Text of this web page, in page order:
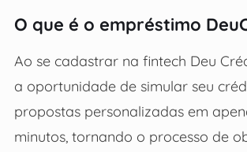
O que é o empréstimo
Ao se cadastrar na fintech Deu
a oportunidade de simular seu
propostas personalizadas em
minutos, tornando o processo de